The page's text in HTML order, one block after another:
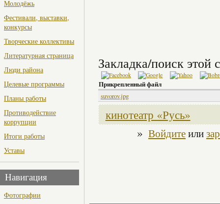
Молодёжь
Фестивали, выставки,
конкурсы
Творческие коллективы
Литературная страница
Люди района
Целевые программы
Планы работы
Противодействие
коррупции
Итоги работы
Уставы
Навигация
Фотографии
Закладка/поиск этой
Прикрепленный файл
suvorov.jpg
кинотеатр «Русь»
» Войдитеили